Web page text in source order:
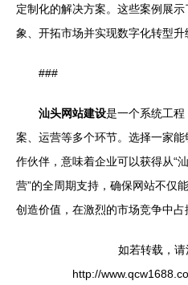
定制化的解决方案。这些案例展
象、开拓市场并实现数字化转型升
###
汕头网站建设是一个系统工
案、运营等多个环节。选择一家
作伙伴，意味着企业可以获得从“
营”的全周期支持，确保网站不仅
创造价值，在激烈的市场竞争中占
如若转载，请
http://